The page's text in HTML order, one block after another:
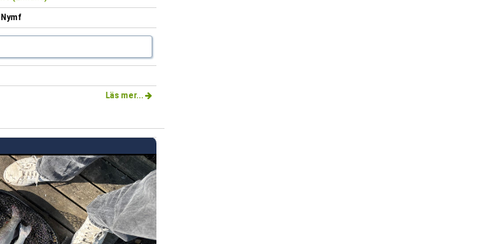
Nymf
Läs mer...